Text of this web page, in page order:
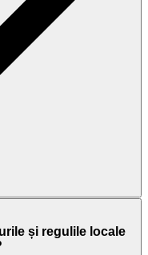
și regulile locale